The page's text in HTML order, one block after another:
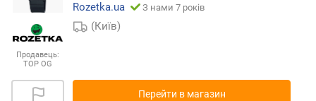
Продавець:
TOP OG
Rozetka.ua
З нами 7 років
(Київ)
Перейти в магазин